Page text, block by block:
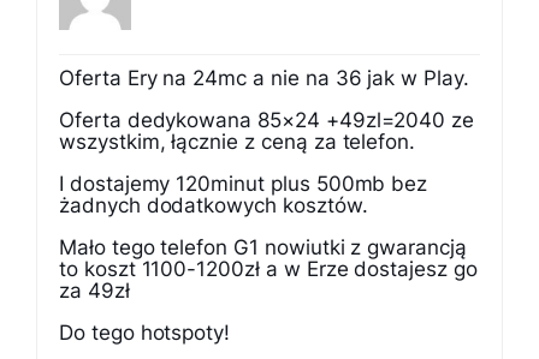
Oferta Ery na 24mc a nie na 36 jak w Play.
Oferta dedykowana 85×24 +49zl=2040 ze
wszystkim, łącznie z ceną za telefon.
I dostajemy 120minut plus 500mb bez
żadnych dodatkowych kosztów.
Mało tego telefon G1 nowiutki z gwarancją
to koszt 1100-1200zł a w Erze dostajesz go
za 49zł
Do tego hotspoty!